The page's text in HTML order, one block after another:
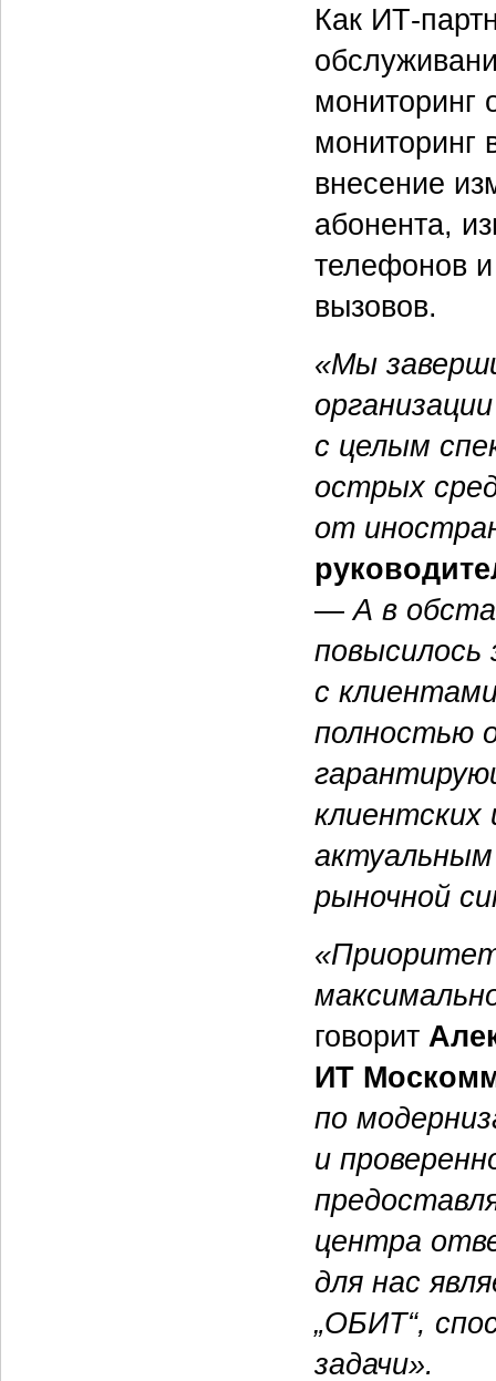
Как ИТ-
мониторинг
мониторинг
внесение
абонента,
телефонов
вызовов.
«Мы
с целым
острых
от
—А в
повысилось
с
полностью
рыночной
говорит
ИТ
по
и
центра
для нас
„ОБИТ“,
задачи».